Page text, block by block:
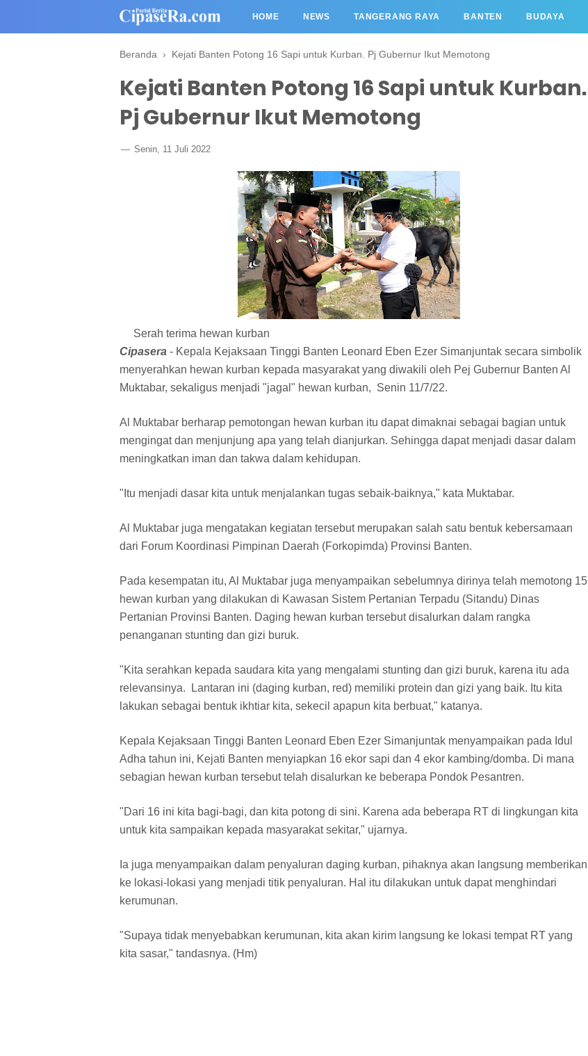
HOME NEWS TANGERANG RAYA BANTEN BUDAYA
Beranda › Kejati Banten Potong 16 Sapi untuk Kurban. Pj Gubernur Ikut Memotong
Kejati Banten Potong 16 Sapi untuk Kurban.
Pj Gubernur Ikut Memotong
Senin, 11 Juli 2022
Serah terima hewan kurban
Cipasera - Kepala Kejaksaan Tinggi Banten Leonard Eben Ezer Simanjuntak secara simbolik
menyerahkan hewan kurban kepada masyarakat yang diwakili oleh Pej Gubernur Banten Al
Muktabar, sekaligus menjadi "jagal" hewan kurban, Senin 11/7/22.
Al Muktabar berharap pemotongan hewan kurban itu dapat dimaknai sebagai bagian untuk
mengingat dan menjunjung apa yang telah dianjurkan. Sehingga dapat menjadi dasar dalam
meningkatkan iman dan takwa dalam kehidupan.
"Itu menjadi dasar kita untuk menjalankan tugas sebaik-baiknya," kata Muktabar.
Al Muktabar juga mengatakan kegiatan tersebut merupakan salah satu bentuk kebersamaan
dari Forum Koordinasi Pimpinan Daerah (Forkopimda) Provinsi Banten.
Pada kesempatan itu, Al Muktabar juga menyampaikan sebelumnya dirinya telah memotong 15
hewan kurban yang dilakukan di Kawasan Sistem Pertanian Terpadu (Sitandu) Dinas
Pertanian Provinsi Banten. Daging hewan kurban tersebut disalurkan dalam rangka
penanganan stunting dan gizi buruk.
"Kita serahkan kepada saudara kita yang mengalami stunting dan gizi buruk, karena itu ada
relevansinya. Lantaran ini (daging kurban, red) memiliki protein dan gizi yang baik. Itu kita
lakukan sebagai bentuk ikhtiar kita, sekecil apapun kita berbuat," katanya.
Kepala Kejaksaan Tinggi Banten Leonard Eben Ezer Simanjuntak menyampaikan pada Idul
Adha tahun ini, Kejati Banten menyiapkan 16 ekor sapi dan 4 ekor kambing/domba. Di mana
sebagian hewan kurban tersebut telah disalurkan ke beberapa Pondok Pesantren.
"Dari 16 ini kita bagi-bagi, dan kita potong di sini. Karena ada beberapa RT di lingkungan kita
untuk kita sampaikan kepada masyarakat sekitar," ujarnya.
Ia juga menyampaikan dalam penyaluran daging kurban, pihaknya akan langsung memberikan
ke lokasi-lokasi yang menjadi titik penyaluran. Hal itu dilakukan untuk dapat menghindari
kerumunan.
"Supaya tidak menyebabkan kerumunan, kita akan kirim langsung ke lokasi tempat RT yang
kita sasar," tandasnya. (Hm)